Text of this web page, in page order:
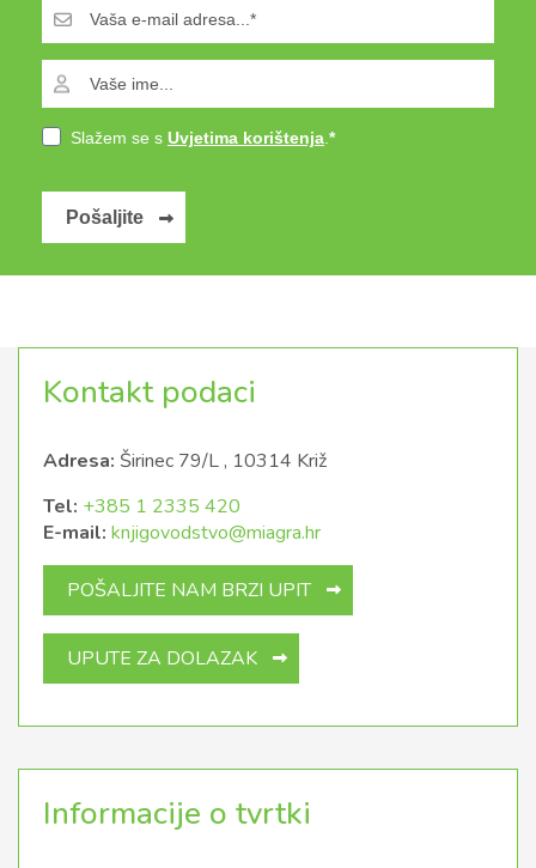
Slažem se s Uvjetima korištenja
Pošaljite
Kontakt podaci
Adresa: Širinec 79/L , 10314 Križ
Tel: +385 1 2335 420
E-mail: knjigovodstvo@miagra.hr
POŠALJITE NAM BRZI UPIT
UPUTE ZA DOLAZAK
Informacije o tvrtki